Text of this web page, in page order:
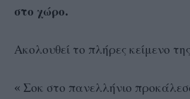
στο χώρο.
Ακολουθεί το πλήρες κείμενο
« Σοκ στο πανελλήνιο